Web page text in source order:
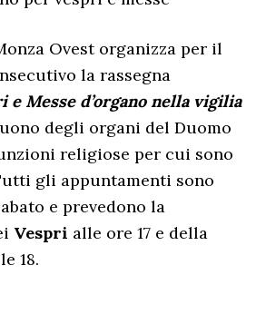
Ovest organizza per il
la rassegna
e Messe d’organo nella vigilia
degli organi del Duomo
religiose per cui sono
gli appuntamenti sono
e prevedono la
Vespri alle ore 17 e della
18.